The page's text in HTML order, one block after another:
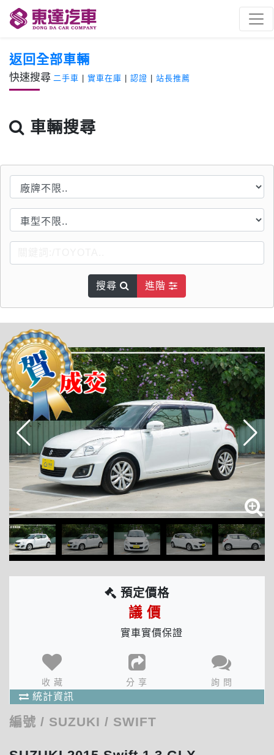
返回全部車輛
快速搜尋 二手車 實車在庫 認證 站長推薦
車輛搜尋
搜尋 進階
預定價格
議 價
實車實價保證
收 藏 分 享 詢 問
統計資訊
確 定
商品統計資訊
出價人數 : 1 人
分享次數 : 17 次
編號 / SUZUKI / SWIFT